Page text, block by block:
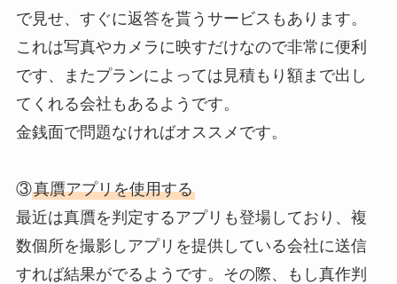
で見せ、すぐに返答を貰うサービスもあります。
これは写真やカメラに映すだけなので非常に便利
です、またプランによっては見積もり額まで出し
てくれる会社もあるようです。
金銭面で問題なければオススメです。
③真贋アプリを使用する
最近は真贋を判定するアプリも登場しており、複
数個所を撮影しアプリを提供している会社に送信
すれば結果がでるようです。その際、もし真作判